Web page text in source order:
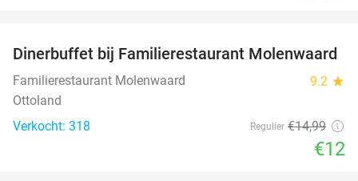
20%
Dinerbuffet bij Familierestaurant Molenwaard
Familierestaurant Molenwaard 9.2 star
Ottoland
Verkocht: 318
Regulier €14,99
€12